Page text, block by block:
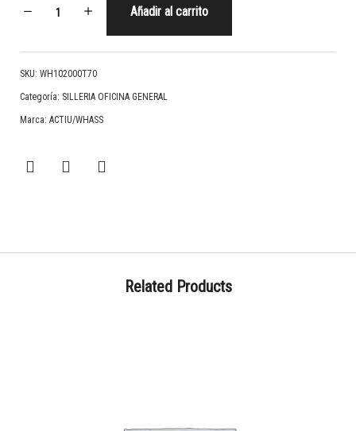
Añadir al carrito
SKU: WH102000T70
Categoría: SILLERIA OFICINA GENERAL
Marca: ACTIU/WHASS
Related Products